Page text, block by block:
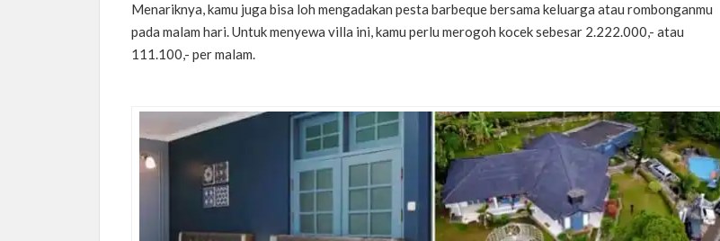
Menariknya, kamu juga bisa loh mengadakan pesta barbeque bersama keluarga atau rombonganmu
pada malam hari. Untuk menyewa villa ini, kamu perlu merogoh kocek sebesar 2.222.000,- atau
111.100,- per malam.